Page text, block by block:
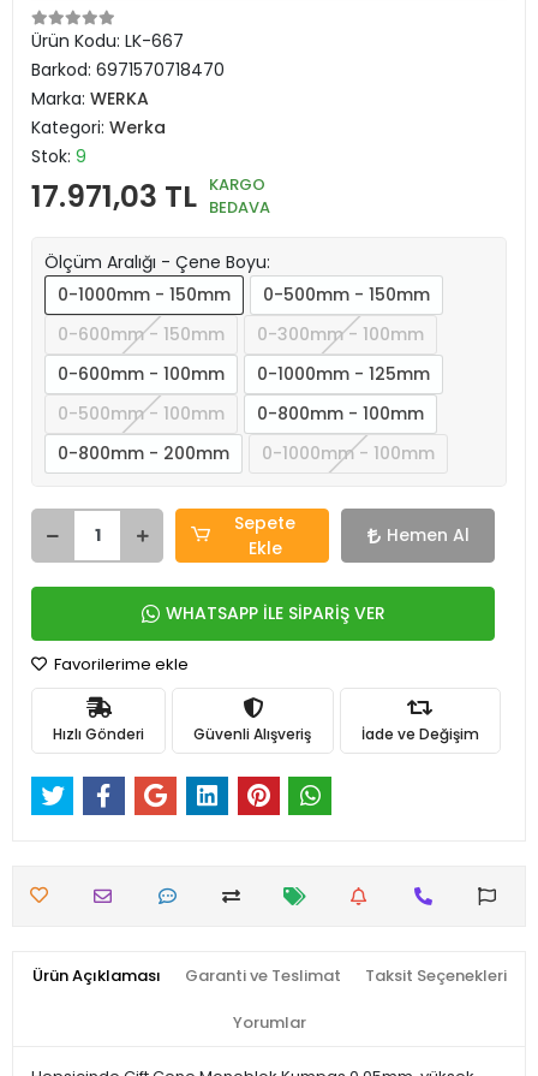
Ürün Kodu: LK-667
Barkod: 6971570718470
Marka: WERKA
Kategori: Werka
Stok: 9
17.971,03 TL KARGO
BEDAVA
Ölçüm Aralığı - Çene Boyu:
0-1000mm - 150mm
0-500mm - 150mm
0-600mm - 150mm
0-300mm - 100mm
0-600mm - 100mm
0-1000mm - 125mm
0-500mm - 100mm
0-800mm - 100mm
0-800mm - 200mm
0-1000mm - 100mm
Sepete
Ekle
Hemen Al
WHATSAPP İLE SİPARİŞ VER
Favorilerime ekle
Hızlı Gönderi Güvenli Alışveriş İade ve Değişim
Ürün Açıklaması Garanti ve Teslimat Taksit Seçenekleri
Yorumlar